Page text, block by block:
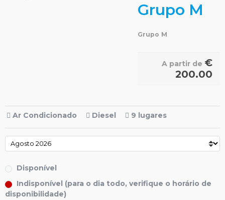
Grupo M
Grupo M
A partir de €
200.00
Ar Condicionado Diesel 9 lugares
Disponível
Indisponível (para o dia todo, verifique o horário de
disponibilidade)